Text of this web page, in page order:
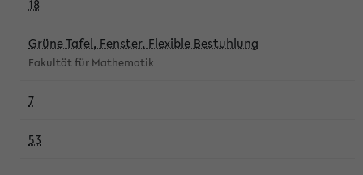
18
Grüne Tafel, Fenster, Flexible Bestuhlung
Fakultät für Mathematik
7
53